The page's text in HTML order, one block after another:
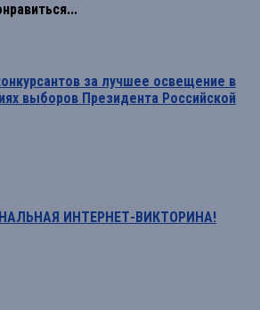
за лучшее освещение в
выборов Президента Российской
ИНТЕРНЕТ-ВИКТОРИНА!